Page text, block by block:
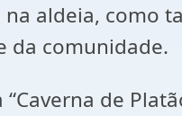
aldeia, como
da comunidade.
de